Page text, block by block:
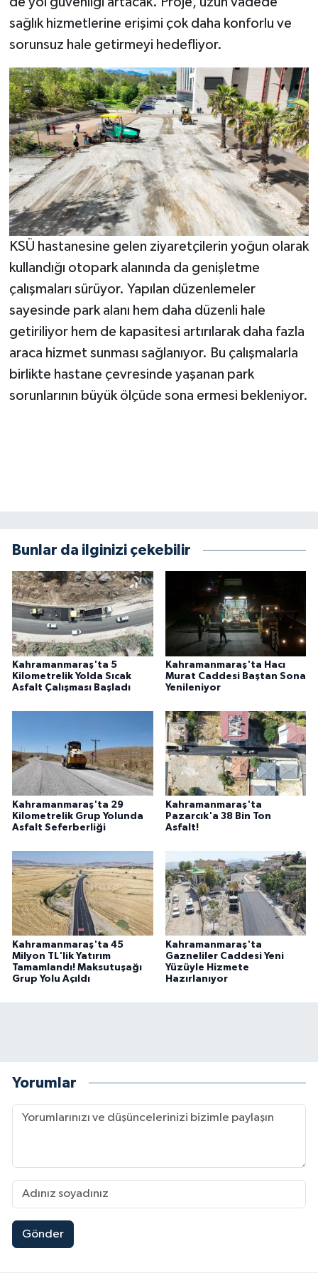
sağlık hizmetlerine erişimi çok daha konforlu ve
sorunsuz hale getirmeyi hedefliyor.
KSÜ hastanesine gelen ziyaretçilerin yoğun olarak
kullandığı otopark alanında da genişletme
çalışmaları sürüyor. Yapılan düzenlemeler
sayesinde park alanı hem daha düzenli hale
getiriliyor hem de kapasitesi artırılarak daha fazla
araca hizmet sunması sağlanıyor. Bu çalışmalarla
birlikte hastane çevresinde yaşanan park
sorunlarının büyük ölçüde sona ermesi bekleniyor.
Bunlar da ilginizi çekebilir
Kahramanmaraş'ta 5
Kilometrelik Yolda Sıcak
Asfalt Çalışması Başladı
Kahramanmaraş'ta Hacı
Murat Caddesi Baştan Sona
Yenileniyor
Kahramanmaraş'ta 29
Kilometrelik Grup Yolunda
Asfalt Seferberliği
Kahramanmaraş'ta
Pazarcık'a 38 Bin Ton
Asfalt!
Kahramanmaraş'ta 45
Milyon TL'lik Yatırım
Tamamlandı! Maksutuşağı
Grup Yolu Açıldı
Kahramanmaraş'ta
Gazneliler Caddesi Yeni
Yüzüyle Hizmete
Hazırlanıyor
Yorumlar
Gönder
20:14 |Kahramanmaraş'ta Pusula Maraş Eğitim
BİLİM TEKNOLOJİ
ASAYİŞ
SEÇİM 2015
ÇEVRE
BİLİM VE TEKNOLOJİ
YARIŞMALAR
TANITIM
HABERDE İNSAN